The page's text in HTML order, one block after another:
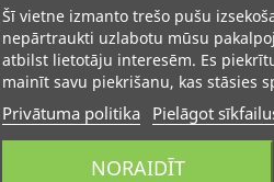
Šī vietne izmanto trešo pušu
nepārtraukti uzlabotu mūsu
atbilst lietotāju interesēm. Es
mainīt savu piekrišanu, kas stāsies
Privātuma politika Pielāgot
NORAIDĪT